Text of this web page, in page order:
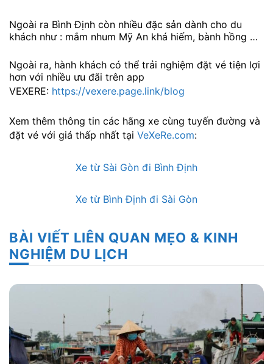
Ngoài ra Bình Định còn nhiều đặc sản dành cho du
khách như : mắm nhum Mỹ An khá hiếm, bành hồng …
Ngoài ra, hành khách có thể trải nghiệm đặt vé tiện lợi
hơn với nhiều ưu đãi trên app
VEXERE: https://vexere.page.link/blog
Xem thêm thông tin các hãng xe cùng tuyến đường và
đặt vé với giá thấp nhất tại VeXeRe.com:
Xe từ Sài Gòn đi Bình Định
Xe từ Bình Định đi Sài Gòn
BÀI VIẾT LIÊN QUAN MẸO & KINH
NGHIỆM DU LỊCH